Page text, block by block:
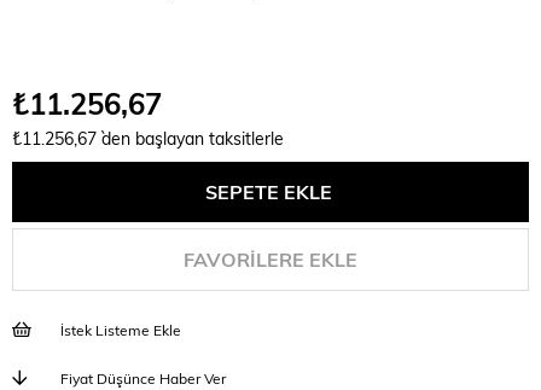
₺11.256,67
₺11.256,67 `den başlayan taksitlerle
FAVORILERE EKLE
İstek Listeme Ekle
Fiyat Düşünce Haber Ver